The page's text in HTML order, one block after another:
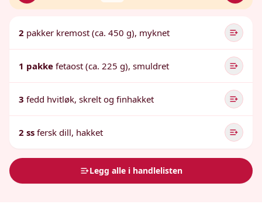
2 pakker kremost (ca. 450 g), myknet
1 pakke fetaost (ca. 225 g), smuldret
3 fedd hvitløk, skrelt og finhakket
2 ss fersk dill, hakket
Legg alle i handlelisten